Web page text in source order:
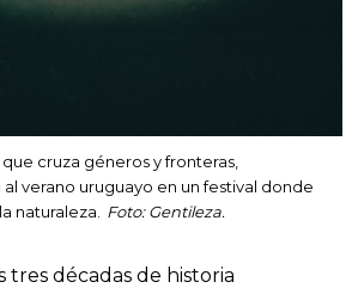
cruza géneros y fronteras,
al verano uruguayo en un festival donde
naturaleza.
Foto: Gentileza.
tres décadas de historia